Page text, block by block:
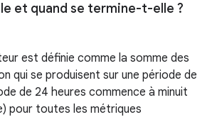
et quand se termine-t-elle ?
est définie comme la somme des
qui se produisent sur une période de
de 24 heures commence à minuit
pour toutes les métriques